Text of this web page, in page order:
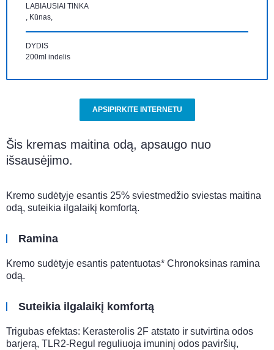
LABIAUSIAI TINKA
, Kūnas,
DYDIS
200ml indelis
APSIPIRKITE INTERNETU
Šis kremas maitina odą, apsaugo nuo
išsausėjimo.
Kremo sudėtyje esantis 25% sviestmedžio sviestas maitina
odą, suteikia ilgalaikį komfortą.
Ramina
Kremo sudėtyje esantis patentuotas* Chronoksinas ramina
odą.
Suteikia ilgalaikį komfortą
Trigubas efektas: Kerasterolis 2F atstato ir sutvirtina odos
barjerą, TLR2-Regul reguliuoja imuninį odos paviršių,